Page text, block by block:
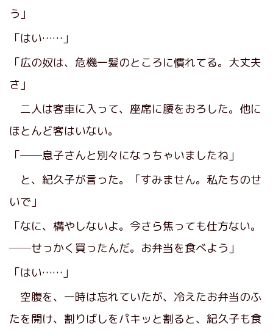
う」
「はい……」
「広の奴は、危機一髪のところに慣れてる。大丈夫
さ」
二人は客車に入って、座席に腰をおろした。他に
ほとんど客はいない。
「──息子さんと別々になっちゃいましたね」
と、紀久子が言った。「すみません。私たちのせ
いで」
「なに、構やしないよ。今さら焦っても仕方ない。
──せっかく買ったんだ。お弁当を食べよう」
「はい……」
空腹を、一時は忘れていたが、冷えたお弁当のふ
たを開け、割りばしをパキッと割ると、紀久子も食